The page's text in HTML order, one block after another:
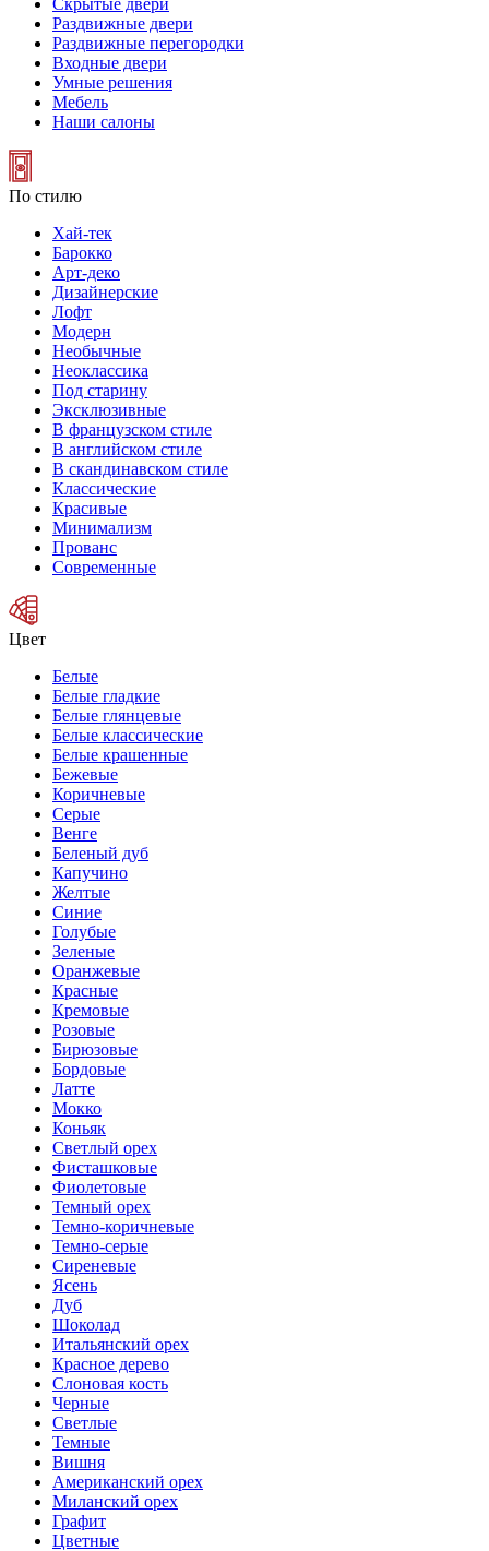
Скрытые двери
Раздвижные двери
Раздвижные перегородки
Входные двери
Умные решения
Мебель
Наши салоны
По стилю
Хай-тек
Барокко
Арт-деко
Дизайнерские
Лофт
Модерн
Необычные
Неоклассика
Под старину
Эксклюзивные
В французском стиле
В английском стиле
В скандинавском стиле
Классические
Красивые
Минимализм
Прованс
Современные
Цвет
Белые
Белые гладкие
Белые глянцевые
Белые классические
Белые крашенные
Бежевые
Коричневые
Серые
Венге
Беленый дуб
Капучино
Желтые
Синие
Голубые
Зеленые
Оранжевые
Красные
Кремовые
Розовые
Бирюзовые
Бордовые
Латте
Мокко
Коньяк
Светлый орех
Фисташковые
Фиолетовые
Темный орех
Темно-коричневые
Темно-серые
Сиреневые
Ясень
Дуб
Шоколад
Итальянский орех
Красное дерево
Слоновая кость
Черные
Светлые
Темные
Вишня
Американский орех
Миланский орех
Графит
Цветные